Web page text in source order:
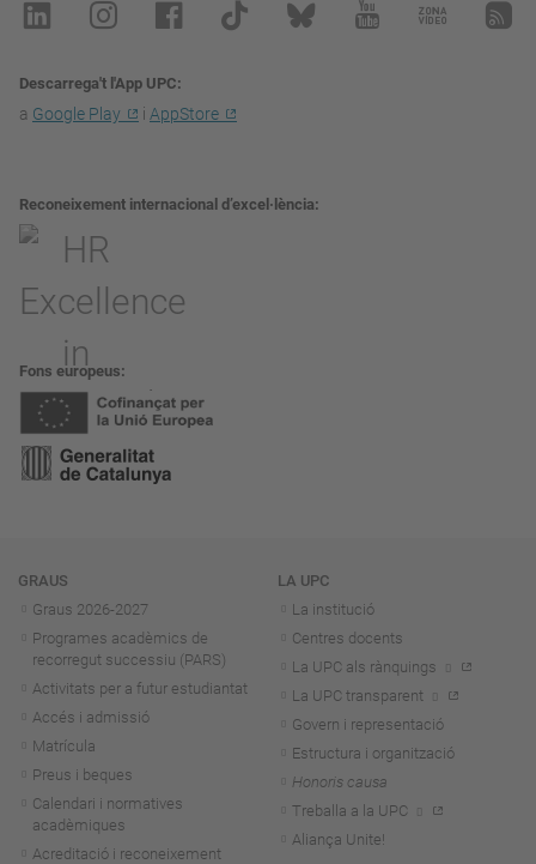
Descarrega't l'App UPC
a Google Play i AppStore
Reconeixement internacional d’excel·lència
Fons europeus
Navegació
GRAUS
Graus 2026-2027
Programes acadèmics de
recorregut successiu (PARS)
Activitats per a futur estudiantat
Accés i admissió
Matrícula
Preus i beques
Calendari i normatives
acadèmiques
Acreditació i reconeixement
LA UPC
La institució
Centres docents
La UPC als rànquings
La UPC transparent
Govern i representació
Estructura i organització
Honoris causa
Treballa a la UPC
Aliança Unite!